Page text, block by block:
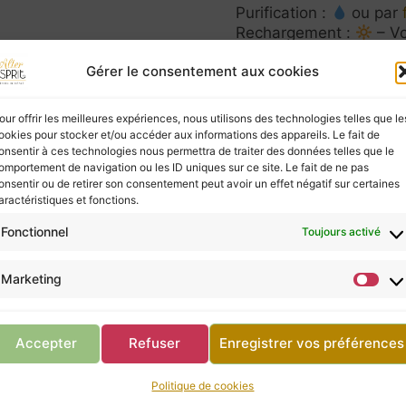
Gérer le consentement aux cookies
offrir les meilleures expériences, nous utilisons des technologies telles que
pour stocker et/ou accéder aux informations des appareils. Le fait de
à ces technologies nous permettra de traiter des données telles que le
de navigation ou les ID uniques sur ce site. Le fait de ne pas
ou de retirer son consentement peut avoir un effet négatif sur certaines
et fonctions.
Fonctionnel Toujours activé
Marketing
Accepter Refuser Enregistrer vos préférences
Politique de cookies
Purification :
ou par
Rechargement :
–
agate sur la terre
la nature.
à ceux qui les écoutent, mais elles ne
ne négligez pas la consultation d’un